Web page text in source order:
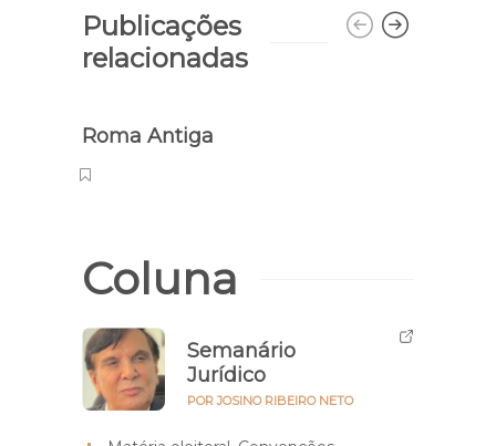
Publicações
relacionadas
Roma Antiga
Coluna
Semanário
Jurídico
POR JOSINO RIBEIRO NETO